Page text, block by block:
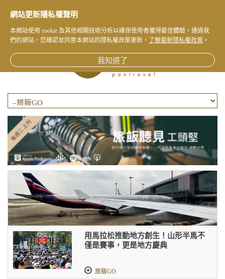
用馬拉松推動地方創生！山形半馬不
僅是賽事，更是地方慶典
旅飯GO
網站更新隱私權聲明
本網站使用 cookie 及其他相關技術分析以確保使用者獲得最佳體驗，通過我
們的網站，您確認並同意本網站的隱私權政策更新，
了解最新隱私權政策 。
我知道了